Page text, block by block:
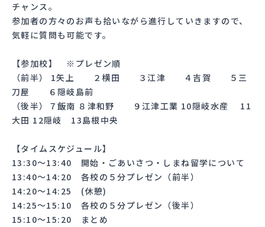
チャンス。
参加者の方々のお声も拾いながら進行していきますので、
気軽に質問も可能です。
【参加校】 ※プレゼン順
（前半） 1矢上 ２横田 ３江津 ４吉賀 ５三
刀屋 ６隠岐島前
（後半）７飯南 ８津和野 ９江津工業 10隠岐水産 11
大田 12隠岐 13島根中央
【タイムスケジュール】
13:30～13:40 開始・ごあいさつ・しまね留学について
13:40～14:20 各校の５分プレゼン（前半）
14:20～14:25 (休憩)
14:25～15:10 各校の５分プレゼン（後半）
15:10～15:20 まとめ